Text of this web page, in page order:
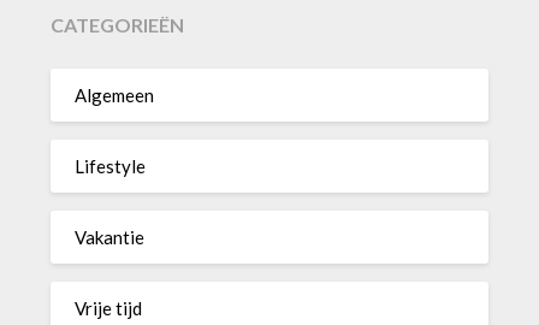
CATEGORIEËN
Algemeen
Lifestyle
Vakantie
Vrije tijd